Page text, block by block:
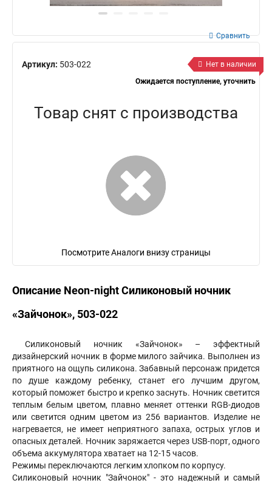
Артикул: 503-022
Сравнить
Нет в наличии
Ожидается поступление, уточнить
Товар снят с производства
Посмотрите Аналоги внизу страницы
Описание Neon-night Силиконовый ночник
«Зайчонок», 503-022
Силиконовый ночник «Зайчонок» – эффектный
дизайнерский ночник в форме милого зайчика. Выполнен из
приятного на ощупь силикона. Забавный персонаж придется
по душе каждому ребенку, станет его лучшим другом,
который поможет быстро и крепко заснуть. Ночник светится
теплым белым цветом, плавно меняет оттенки RGB-диодов
или светится одним цветом из 256 вариантов. Изделие не
нагревается, не имеет неприятного запаха, острых углов и
опасных деталей. Ночник заряжается через USB-порт, одного
объема аккумулятора хватает на 12-15 часов.
Режимы переключаются легким хлопком по корпусу.
Силиконовый ночник "Зайчонок" - это надежный и самый